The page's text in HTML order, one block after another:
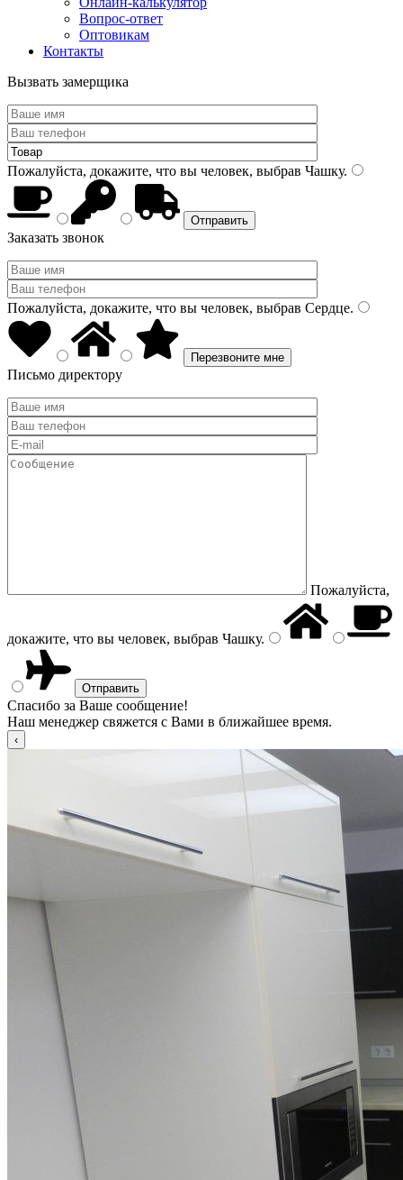
Вопрос-ответ
Оптовикам
Контакты
Вызвать замерщика
Пожалуйста, докажите, что вы человек, выбрав Чашку.
Заказать звонок
Пожалуйста, докажите, что вы человек, выбрав Сердце.
Письмо директору
Пожалуйста,
докажите, что вы человек, выбрав Чашку.
Спасибо за Ваше сообщение!
Наш менеджер свяжется с Вами в ближайшее время.